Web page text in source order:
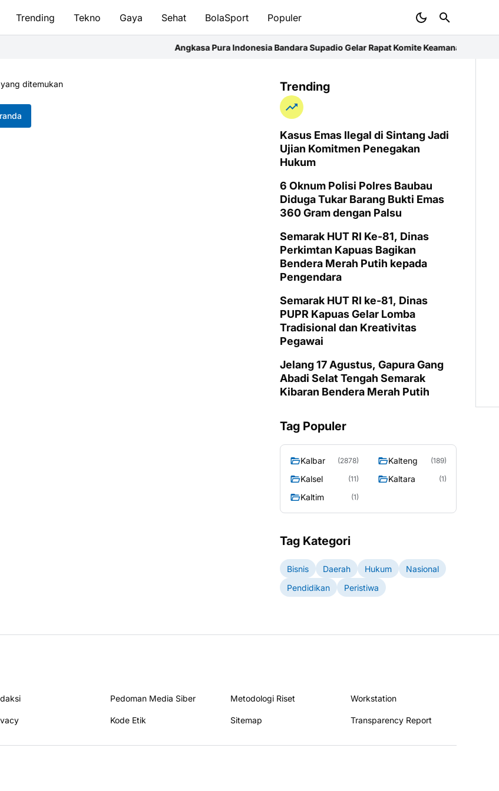
Trending Tekno Gaya Sehat BolaSport Populer
Angkasa Pura Indonesia Bandara Supadio Gelar Rapat Komite Keamanan, Siapkan
ditemukan Trending
Kasus Emas Ilegal di Sintang Jadi
Ujian Komitmen Penegakan
Hukum
6 Oknum Polisi Polres Baubau
Diduga Tukar Barang Bukti Emas
360 Gram dengan Palsu
Semarak HUT RI Ke-81, Dinas
Perkimtan Kapuas Bagikan
Bendera Merah Putih kepada
Pengendara
Semarak HUT RI ke-81, Dinas
PUPR Kapuas Gelar Lomba
Tradisional dan Kreativitas
Pegawai
Jelang 17 Agustus, Gapura Gang
Abadi Selat Tengah Semarak
Kibaran Bendera Merah Putih
Tag Populer
Kalbar (2878) Kalteng (189)
Kalsel (11) Kaltara (1)
Kaltim (1)
Tag Kategori
Bisnis Daerah Hukum
Nasional
Pendidikan
Peristiwa
Pedoman Media Siber Metodologi Riset Workstation
Kode Etik Sitemap Transparency Report